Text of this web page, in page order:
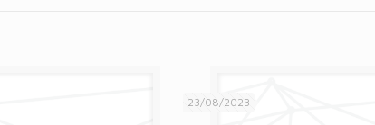
23/08/2023